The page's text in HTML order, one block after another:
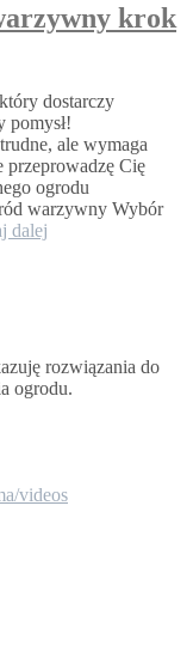
krok
dostarczy
pomysł!
ale wymaga
Cię
ogrodu
warzywny Wybór
dalej
kroku
rozwiązania do
ogrodu.
videos